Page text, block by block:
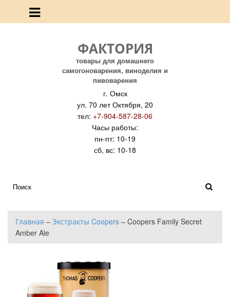
ФАКТОРИЯ
товары для домашнего
самогоноварения, виноделия и
пивоварения
г. Омск
ул. 70 лет Октября, 20
тел: +7-904-587-28-06
Часы работы:
пн-пт: 10-19
сб, вс: 10-18
Главная – Экстракты Coopers – Coopers Family Secret
Amber Ale